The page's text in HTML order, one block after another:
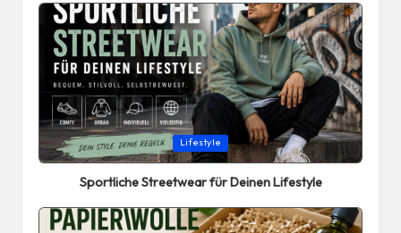
Posted
in
Lifestyle
Sportliche Streetwear für Deinen Lifestyle